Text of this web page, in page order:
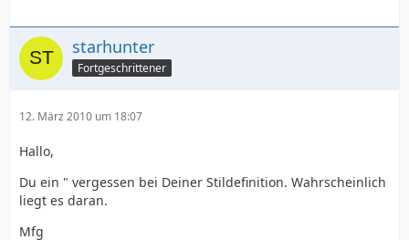
starhunter
Fortgeschrittener
12. März 2010 um 18:07
Hallo,
Du ein " vergessen bei Deiner Stildefinition. Wahrscheinlich
liegt es daran.
Mfg